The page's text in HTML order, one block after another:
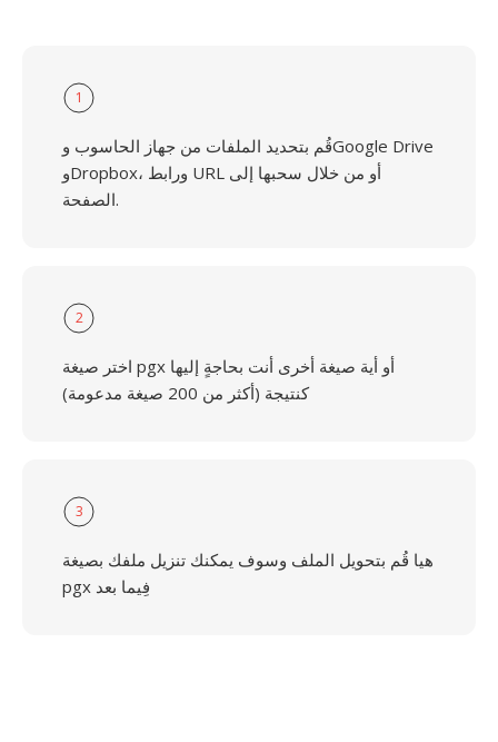
1
قُم بتحديد الملفات من جهاز الحاسوب وGoogle Drive
وDropbox، ورابط URL أو من خلال سحبها إلى
الصفحة.
2
اختر صيغة pgx أو أية صيغة أخرى أنت بحاجةٍ إليها
كنتيجة (أكثر من 200 صيغة مدعومة)
3
هيا قُم بتحويل الملف وسوف يمكنك تنزيل ملفك بصيغة
pgx فِيما بعد